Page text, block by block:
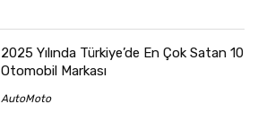
2025 Yılında Türkiye’de En Çok Satan 10
Otomobil Markası
AutoMoto